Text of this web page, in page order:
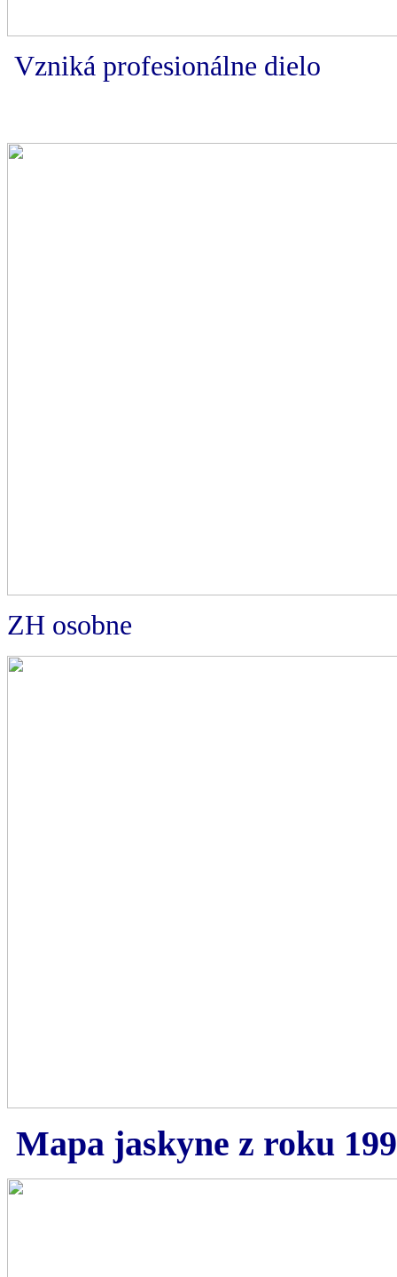
Vzniká profesionálne dielo
ZH osobne
Mapa jaskyne z roku